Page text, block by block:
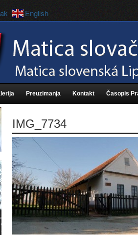
Preuzimanja Kontakt Časopis
IMG_7734
English